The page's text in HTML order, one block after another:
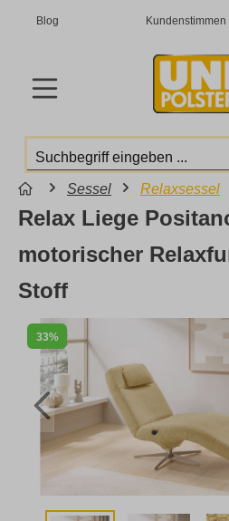
Blog Kundenstimmen
Sessel Relaxsessel
33%
Relax Liege
motorischer
Stoff